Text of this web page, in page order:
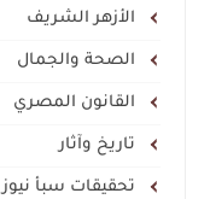
الأزهر الشريف
الصحة والجمال
القانون المصري
تاريخ وآثار
تحقيقات سبأ نيوز